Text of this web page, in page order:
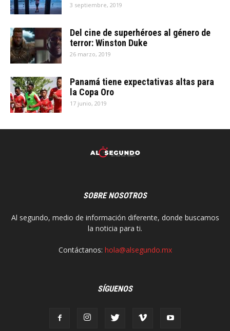
3 septiembre, 2019
Del cine de superhéroes al género de
terror: Winston Duke
26 marzo, 2019
Panamá tiene expectativas altas para
la Copa Oro
17 junio, 2019
SOBRE NOSOTROS
Al segundo, medio de información diferente, donde buscamos
la noticia para ti.
Contáctanos: hola@alsegundo.mx
SÍGUENOS